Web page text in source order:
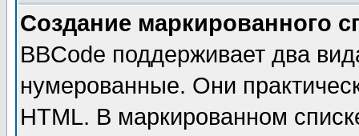
Создание маркированного
BBCode поддерживает два
нумерованные. Они
HTML. В маркированном